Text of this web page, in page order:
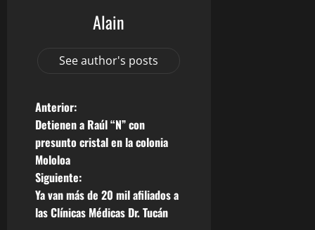
Alain
See author's posts
N
a
v
e
Anterior:
Detienen a Raúl “N” con
presunto cristal en la colonia
Mololoa
Siguiente:
Ya van más de 20 mil afiliados a
las Clínicas Médicas Dr. Tucán